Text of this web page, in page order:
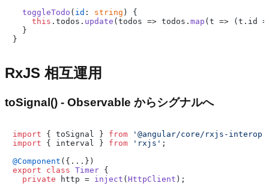
toggleTodo ( id : string ) {
this . todos . update ( todos => todos. map ( t => (t. id
  }
RxJS 相互運用
toSignal() - Observable からシグナルへ
import { toSignal } from
'@angular/core/rxjs-interop'
import { interval } from 'rxjs' ;
@Component
export
class Timer {
private http = inject (HttpClient );